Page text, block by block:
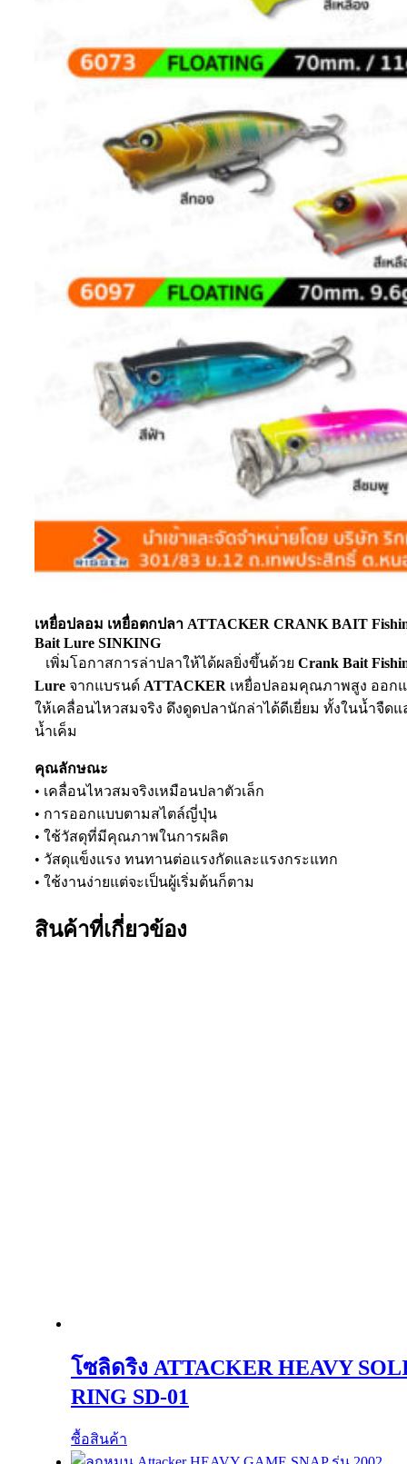
เหยื่อปลอม เหยื่อตกปลา ATTACKER CRANK BAIT
Bait Lure SINKING
เพิ่มโอกาสการล่าปลาให้ได้ผลยิ่งขึ้นด้วย Crank Bait
Lure จากแบรนด์ ATTACKER เหยื่อปลอมคุณภาพสูง ออก
ให้เคลื่อนไหวสมจริง ดึงดูดปลานักล่าได้ดีเยี่ยม ทั้งในน้ำจืดแ
น้ำเค็ม
คุณลักษณะ
• เคลื่อนไหวสมจริงเหมือนปลาตัวเล็ก
• การออกแบบตามสไตล์ญี่ปุ่น
• ใช้วัสดุที่มีคุณภาพในการผลิต
• วัสดุแข็งแรง ทนทานต่อแรงกัดและแรงกระแทก
• ใช้งานง่ายแต่จะเป็นผู้เริ่มต้นก็ตาม
สินค้าที่เกี่ยวข้อง
โซลิดริง ATTACKER HEAVY
RING SD-01
ซื้อสินค้า